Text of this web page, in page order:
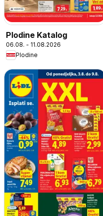
Plodine Katalog
06.08. - 11.08.2026
Plodine